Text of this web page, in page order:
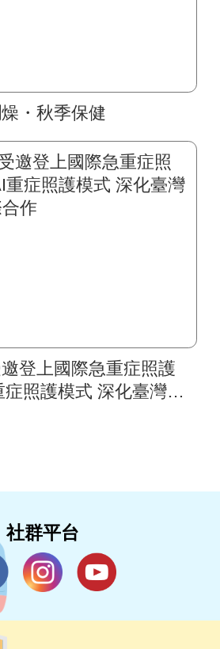
・秋季保健
登上國際急重症照護
照護模式 深化臺灣智
社群平台